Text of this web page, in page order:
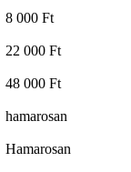
8 000 Ft
22 000 Ft
48 000 Ft
hamarosan
Hamarosan